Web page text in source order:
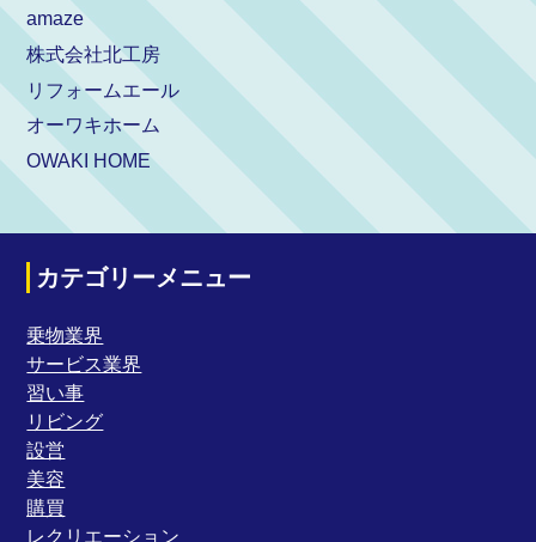
amaze
株式会社北工房
リフォームエール
オーワキホーム
OWAKI HOME
カテゴリーメニュー
乗物業界
サービス業界
習い事
リビング
設営
美容
購買
レクリエーション